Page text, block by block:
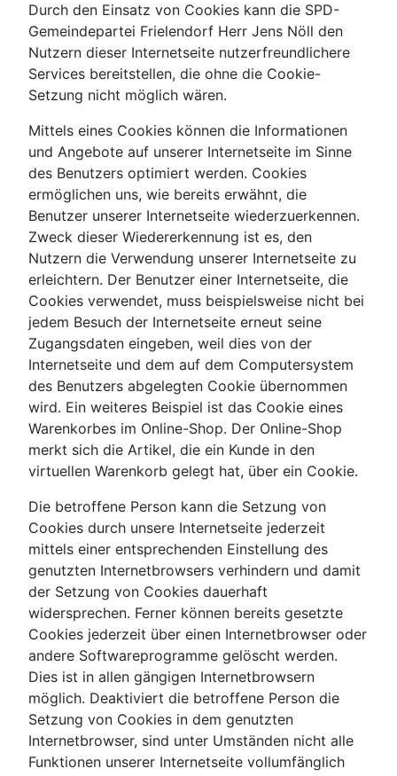
Durch den Einsatz von Cookies kann die SPD-
Gemeindepartei Frielendorf Herr Jens Nöll den
Nutzern dieser Internetseite nutzerfreundlichere
Services bereitstellen, die ohne die Cookie-
Setzung nicht möglich wären.
Mittels eines Cookies können die Informationen
und Angebote auf unserer Internetseite im Sinne
des Benutzers optimiert werden. Cookies
ermöglichen uns, wie bereits erwähnt, die
Benutzer unserer Internetseite wiederzuerkennen.
Zweck dieser Wiedererkennung ist es, den
Nutzern die Verwendung unserer Internetseite zu
erleichtern. Der Benutzer einer Internetseite, die
Cookies verwendet, muss beispielsweise nicht bei
jedem Besuch der Internetseite erneut seine
Zugangsdaten eingeben, weil dies von der
Internetseite und dem auf dem Computersystem
des Benutzers abgelegten Cookie übernommen
wird. Ein weiteres Beispiel ist das Cookie eines
Warenkorbes im Online-Shop. Der Online-Shop
merkt sich die Artikel, die ein Kunde in den
virtuellen Warenkorb gelegt hat, über ein Cookie.
Die betroffene Person kann die Setzung von
Cookies durch unsere Internetseite jederzeit
mittels einer entsprechenden Einstellung des
genutzten Internetbrowsers verhindern und damit
der Setzung von Cookies dauerhaft
widersprechen. Ferner können bereits gesetzte
Cookies jederzeit über einen Internetbrowser oder
andere Softwareprogramme gelöscht werden.
Dies ist in allen gängigen Internetbrowsern
möglich. Deaktiviert die betroffene Person die
Setzung von Cookies in dem genutzten
Internetbrowser, sind unter Umständen nicht alle
Funktionen unserer Internetseite vollumfänglich